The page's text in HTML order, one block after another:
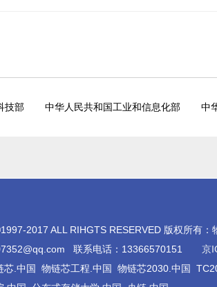
技部 中华人民共和国工业和信息化部 中
2017 ALL RIHGTS RESERVED 版权所有
联系电话：13366570151
京
芯.中国 物链芯工程.中国 物链芯2030.中国